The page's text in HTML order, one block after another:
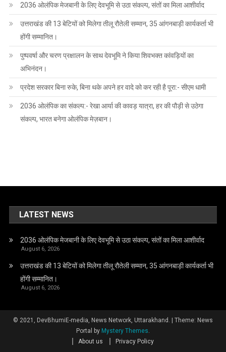
2036 ओलंपिक मेजबानी के लिए देवभूमि से उठा संकल्प, संतों का मिला आशीर्वाद
उत्तराखंड की 13 बेटियों को मिलेगा तीलू रौतेली सम्मान, 35 आंगनबाड़ी कार्यकर्ता भी
होंगी सम्मानित।
पुष्पवर्षा और चरण प्रक्षालन के साथ देवभूमि ने किया शिवभक्त कांवड़ियों का
अभिनंदन।
प्रदेश सरकार बिना रुके, बिना थके अपने हर वादे को कर रही है पूरा:- सीएम धामी
2036 ओलंपिक का संकल्प:- रेखा आर्या की कावड़ यात्रा, हर की पौड़ी से उठेगा
संकल्प, भारत बनेगा ओलंपिक मेज़बान।
LATEST NEWS
2036 ओलंपिक मेजबानी के लिए देवभूमि से उठा संकल्प, संतों का मिला आशीर्वाद
August 6, 2026
उत्तराखंड की 13 बेटियों को मिलेगा तीलू रौतेली सम्मान, 35 आंगनबाड़ी कार्यकर्ता भी
होंगी सम्मानित।
August 6, 2026
© 2021, DevBhumiE-media, News Network, Uttarakhand.
Theme: News
Portal by Mystery Themes.
About us
Privacy Policy